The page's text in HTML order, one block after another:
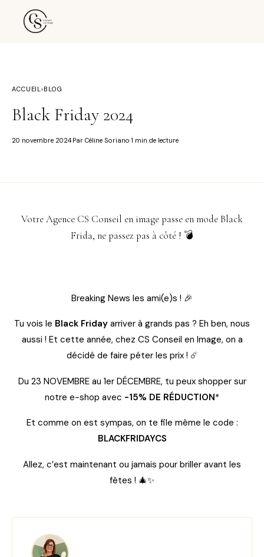
ACCUEIL›BLOG
Black Friday 2024
20 novembre 2024·Par Céline Soriano·1 min de lecture
Votre Agence CS Conseil en image passe en mode Black
Frida, ne passez pas à côté ! 💣
Breaking News les ami(e)s ! 🎉
Tu vois le Black Friday arriver à grands pas ? Eh ben, nous
aussi ! Et cette année, chez CS Conseil en Image, on a
décidé de faire péter les prix ! ☄️
Du 23 NOVEMBRE au 1er DÉCEMBRE, tu peux shopper sur
notre e-shop avec -15% DE RÉDUCTION*
Et comme on est sympas, on te file même le code :
BLACKFRIDAYCS
Allez, c’est maintenant ou jamais pour briller avant les
fêtes ! 🎄✨